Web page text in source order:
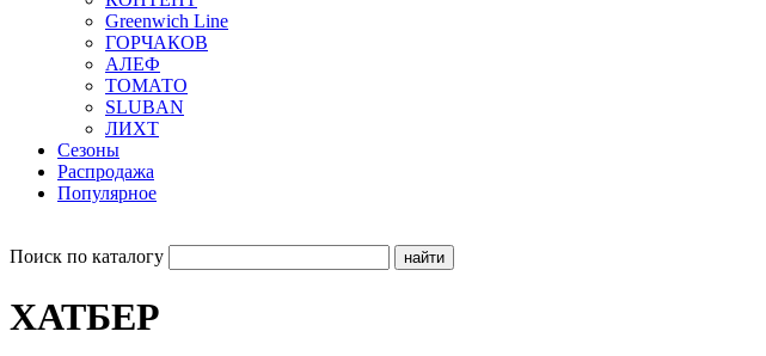
Greenwich Line
ГОРЧАКОВ
АЛЕФ
ТОМАТО
SLUBAN
ЛИХТ
Сезоны
Распродажа
Популярное
Поиск по каталогу
ХАТБЕР